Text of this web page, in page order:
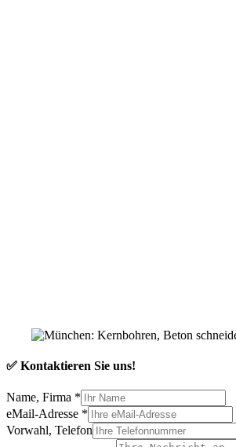
✅ Kontaktieren Sie uns!
Name, Firma *
eMail-Adresse *
Vorwahl, Telefon